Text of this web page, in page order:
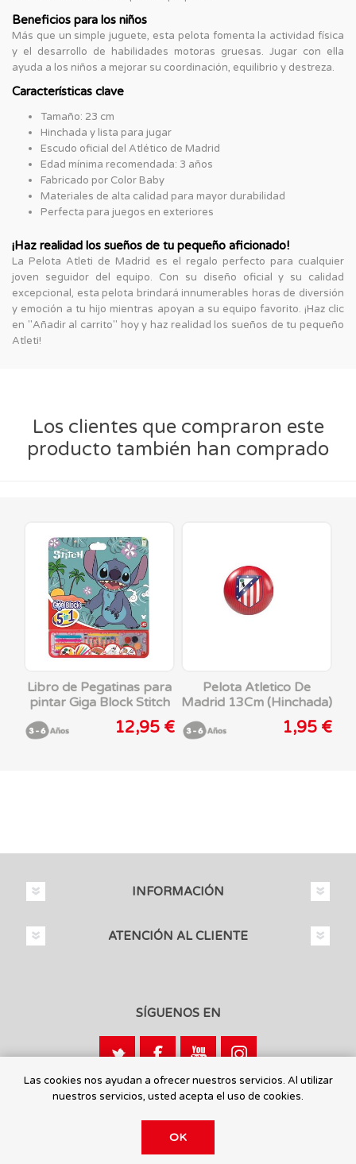
Beneficios para los niños
Más que un simple juguete, esta pelota fomenta la actividad física
y el desarrollo de habilidades motoras gruesas. Jugar con ella
ayuda a los niños a mejorar su coordinación, equilibrio y destreza.
Características clave
Tamaño: 23 cm
Hinchada y lista para jugar
Escudo oficial del Atlético de Madrid
Edad mínima recomendada: 3 años
Fabricado por Color Baby
Materiales de alta calidad para mayor durabilidad
Perfecta para juegos en exteriores
¡Haz realidad los sueños de tu pequeño aficionado!
La Pelota Atleti de Madrid es el regalo perfecto para cualquier
joven seguidor del equipo. Con su diseño oficial y su calidad
excepcional, esta pelota brindará innumerables horas de diversión
y emoción a tu hijo mientras apoyan a su equipo favorito. ¡Haz clic
en "Añadir al carrito" hoy y haz realidad los sueños de tu pequeño
Atleti!
Los clientes que compraron este
producto también han comprado
Libro de Pegatinas para
pintar Giga Block Stitch
5 En 1
12,95 €
Pelota Atletico De
Madrid 13Cm (Hinchada)
1,95 €
INFORMACIÓN
ATENCIÓN AL CLIENTE
SÍGUENOS EN
Calle León, 1 - 03440 Ibi, Alicante
Las cookies nos ayudan a ofrecer nuestros servicios. Al utilizar
nuestros servicios, usted acepta el uso de cookies.
OK